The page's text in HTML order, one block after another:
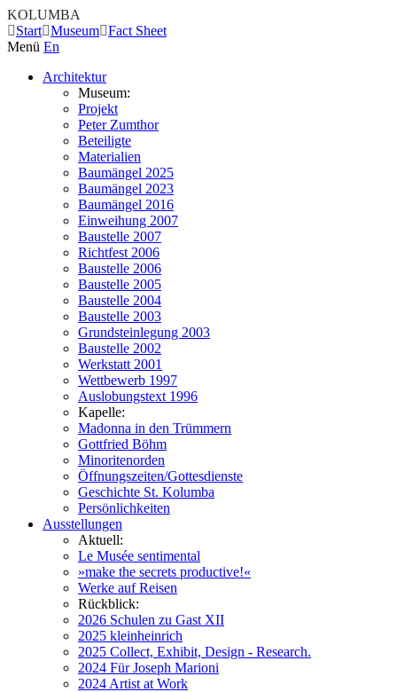
KOLUMBA
Start Museum Fact Sheet
Menü En
Architektur
Museum:
Projekt
Peter Zumthor
Beteiligte
Materialien
Baumängel 2025
Baumängel 2023
Baumängel 2016
Einweihung 2007
Baustelle 2007
Richtfest 2006
Baustelle 2006
Baustelle 2005
Baustelle 2004
Baustelle 2003
Grundsteinlegung 2003
Baustelle 2002
Werkstatt 2001
Wettbewerb 1997
Auslobungstext 1996
Kapelle:
Madonna in den Trümmern
Gottfried Böhm
Minoritenorden
Öffnungszeiten/Gottesdienste
Geschichte St. Kolumba
Persönlichkeiten
Ausstellungen
Aktuell:
Le Musée sentimental
»make the secrets productive!«
Werke auf Reisen
Rückblick:
2026 Schulen zu Gast XII
2025 kleinheinrich
2025 Collect, Exhibit, Design - Research.
2024 Für Joseph Marioni
2024 Artist at Work